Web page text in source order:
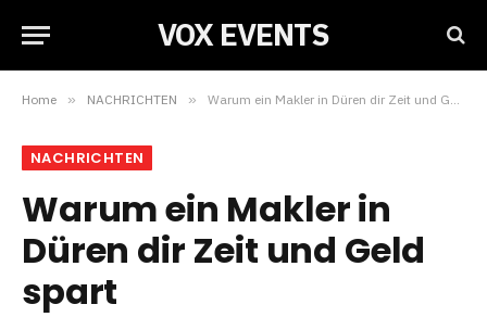
VOX EVENTS
Home » NACHRICHTEN » Warum ein Makler in Düren dir Zeit und Geld spart
NACHRICHTEN
Warum ein Makler in
Düren dir Zeit und Geld
spart